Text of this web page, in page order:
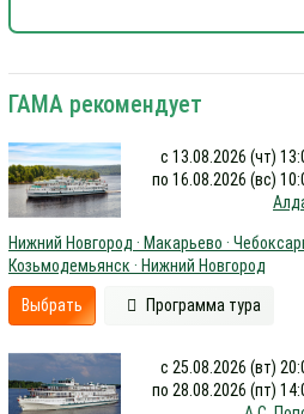
ГАМА рекомендует
с 13.08.2026 (чт)
по 16.08.2026 (вс)
Нижний Новгород · Макарьево ·
Козьмодемьянск · Нижний Новгород
Выбрать Программа тура
с 25.08.2026 (вт)
по 28.08.2026 (пт)